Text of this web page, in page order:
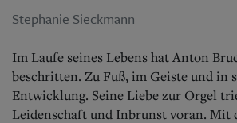
Start
Berlin-Brandenburg
Danzig und
Bücher
Stephanie Sieckmann
Im Laufe seines Lebens hat Anton
beschritten. Zu Fuß, im Geiste und in
Entwicklung. Seine Liebe zur Orgel
Leidenschaft und Inbrunst voran. Mit